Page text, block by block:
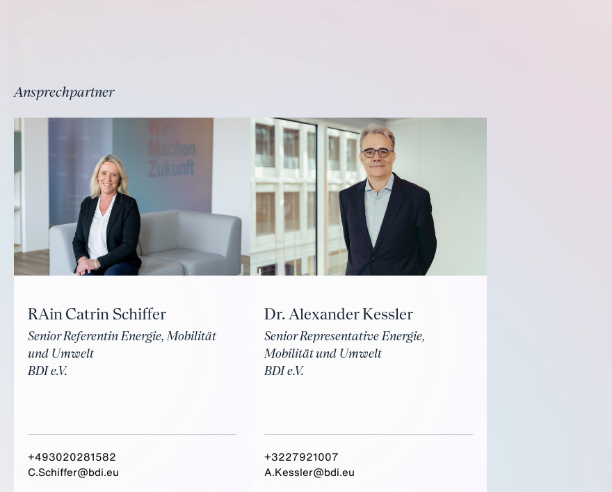
Ansprechpartner
RAin Catrin Schiffer
Senior Referentin Energie, Mobilität
und Umwelt
BDI e.V.
+493020281582
C.Schiffer@bdi.eu
Dr. Alexander Kessler
Senior Representative Energie,
Mobilität und Umwelt
BDI e.V.
+3227921007
A.Kessler@bdi.eu